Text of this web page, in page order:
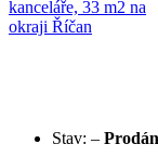
Stav: –